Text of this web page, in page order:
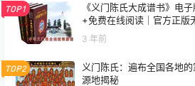
TOP1
《义门陈氏大成谱书》电
+免费在线阅读｜官方正版
3 年前
TOP2
义门陈氏：遍布全国各地
源地揭秘